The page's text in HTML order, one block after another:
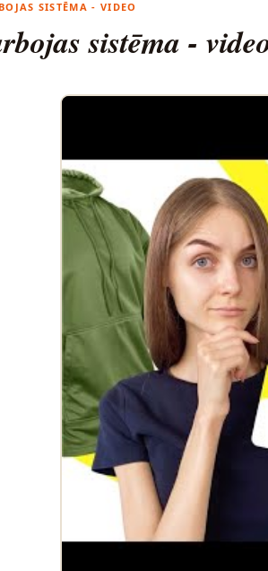
SISTĒMA - VIDEO
sistēma -